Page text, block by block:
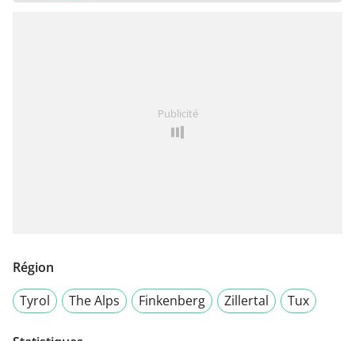
Publicité
Région
Tyrol
The Alps Finkenberg Zillertal Tux